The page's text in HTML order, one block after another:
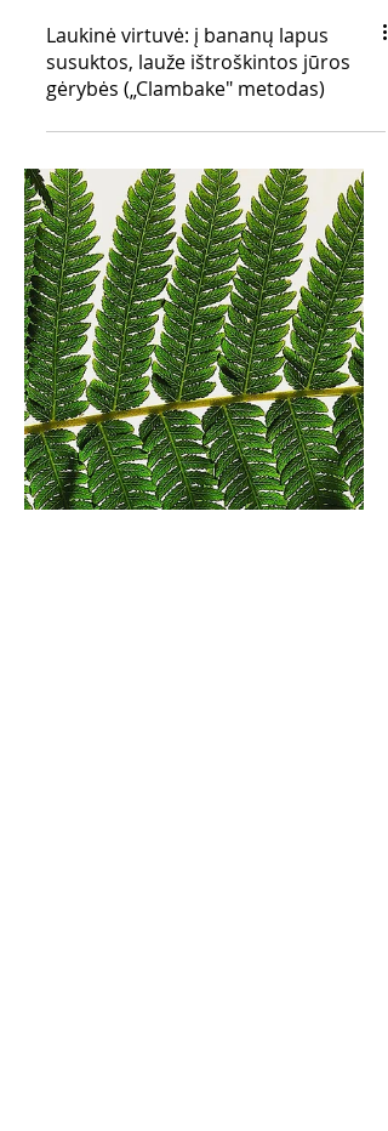
Laukinė virtuvė: į bananų lapus
susuktos, lauže ištroškintos jūros
gėrybės („Clambake" metodas)